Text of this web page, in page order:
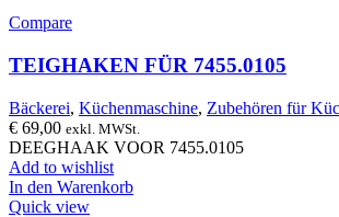
Compare
TEIGHAKEN FÜR 7455.0105
Bäckerei, Küchenmaschine, Zubehören für
€ 69,00 exkl. MWSt.
DEEGHAAK VOOR 7455.0105
Add to wishlist
In den Warenkorb
Quick view